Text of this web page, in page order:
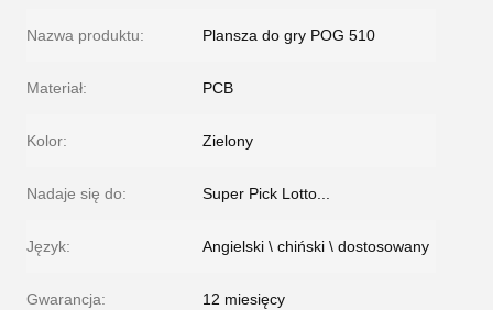
Nazwa produktu: Plansza do gry POG 510
Materiał: PCB
Kolor: Zielony
Nadaje się do: Super Pick Lotto...
Język: Angielski \ chiński \ dostosowany
Gwarancja: 12 miesięcy